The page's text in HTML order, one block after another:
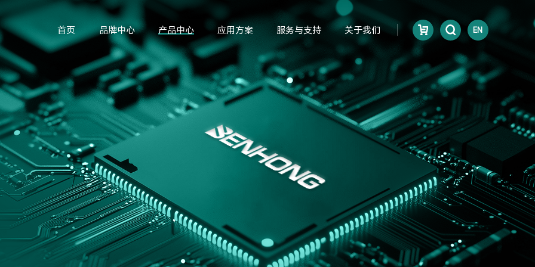
首页 品牌中心 产品中心 应用方案 服务与支持 关于我们 EN